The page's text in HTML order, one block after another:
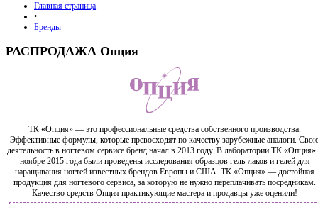
Главная страница
•
Бренды
РАСПРОДАЖА Опция
ТК «Опция» — это профессиональные средства собственного производства.
Эффективные формулы, которые превосходят по качеству зарубежные аналоги.
деятельность в ногтевом сервисе бренд начал в 2013 году. В лаборатории ТК «Опция»
ноябре 2015 года были проведены исследования образцов гель-лаков и гелей для
наращивания ногтей известных брендов Европы и США. ТК «Опция» — достойная
продукция для ногтевого сервиса, за которую не нужно переплачивать посредникам.
Качество средств Опция практикующие мастера и продавцы уже оценили!